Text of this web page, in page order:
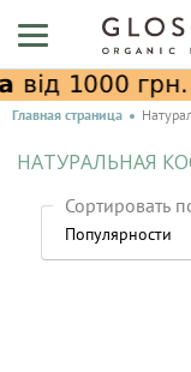
Главная страница
НАТУРАЛЬНАЯ
Сортировать